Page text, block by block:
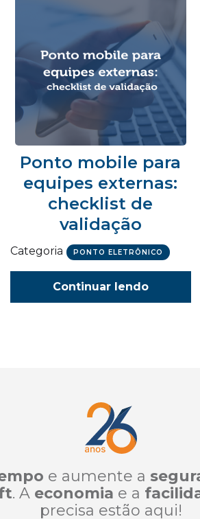
Ponto mobile para
equipes externas:
checklist de
validação
Categoria PONTO ELETRÔNICO
Continuar lendo
e aumente a
. A economia e a
precisa estão aqui!